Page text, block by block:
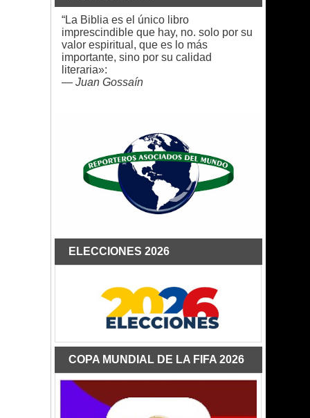
“La Biblia es el único libro
imprescindible que hay, no. solo por su
valor espiritual, que es lo más
importante, sino por su calidad
literaria»:
— Juan Gossaín
ELECCIONES 2026
COPA MUNDIAL DE LA FIFA 2026